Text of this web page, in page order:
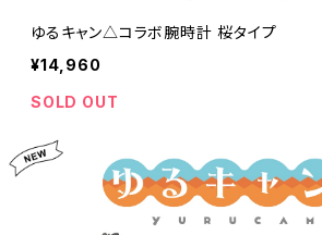
ゆるキャン△コラボ腕時計 桜タイプ
¥14,960
SOLD OUT